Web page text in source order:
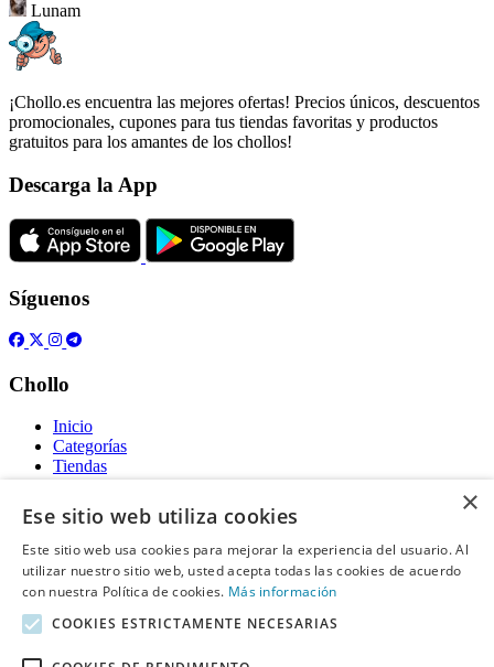
Lunam
¡Chollo.es encuentra las mejores ofertas! Precios únicos, descuentos
promocionales, cupones para tus tiendas favoritas y productos
gratuitos para los amantes de los chollos!
Descarga la App
Síguenos
Chollo
Inicio
Categorías
Tiendas
Gratis
Acerca de
Sobre nosotros
Contacto
Información legal
×
Ese sitio web utiliza cookies
Este sitio web usa cookies para mejorar la experiencia del usuario. Al
utilizar nuestro sitio web, usted acepta todas las cookies de acuerdo
con nuestra Política de cookies. Más información
COOKIES ESTRICTAMENTE NECESARIAS